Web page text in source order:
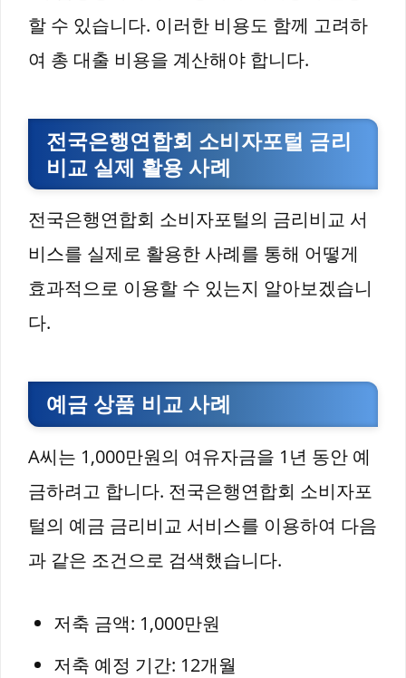
할 수 있습니다. 이러한 비용도 함께 고려하
여 총 대출 비용을 계산해야 합니다.
전국은행연합회 소비자포털 금리
비교 실제 활용 사례
전국은행연합회 소비자포털의 금리비교 서
비스를 실제로 활용한 사례를 통해 어떻게
효과적으로 이용할 수 있는지 알아보겠습니
다.
예금 상품 비교 사례
A씨는 1,000만원의 여유자금을 1년 동안 예
금하려고 합니다. 전국은행연합회 소비자포
털의 예금 금리비교 서비스를 이용하여 다음
과 같은 조건으로 검색했습니다.
저축 금액: 1,000만원
저축 예정 기간: 12개월